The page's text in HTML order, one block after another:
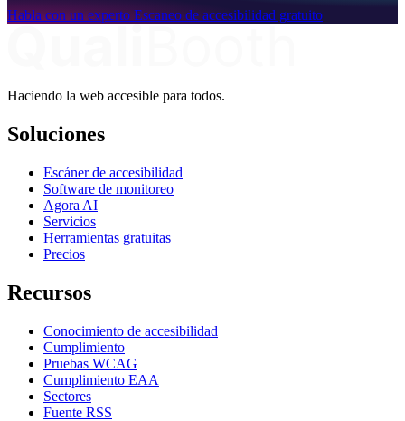
Habla con un experto Escaneo de accesibilidad gratuito
Haciendo la web accesible para todos.
Soluciones
Escáner de accesibilidad
Software de monitoreo
Agora AI
Servicios
Herramientas gratuitas
Precios
Recursos
Conocimiento de accesibilidad
Cumplimiento
Pruebas WCAG
Cumplimiento EAA
Sectores
Fuente RSS